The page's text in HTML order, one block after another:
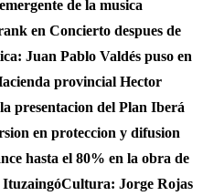
de la musica
en Concierto despues de
Juan Pablo Valdés puso en
provincial Hector
presentacion del Plan Iberá
en proteccion y difusion
hasta el 80% en la obra de
ItuzaingóCultura: Jorge Rojas